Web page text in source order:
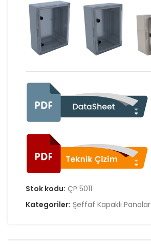
Stok kodu: ÇP 5011
Kategoriler: Şeffaf Kapaklı Panolar